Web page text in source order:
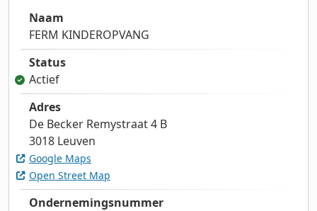
Naam
FERM KINDEROPVANG
Status
Actief
Adres
De Becker Remystraat 4 B
3018 Leuven
Google Maps
Open Street Map
Ondernemingsnummer